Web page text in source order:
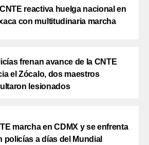
reactiva huelga nacional en
con multitudinaria marcha
frenan avance de la CNTE
el Zócalo, dos maestros
lesionados
marcha en CDMX y se enfrenta
policías a días del Mundial